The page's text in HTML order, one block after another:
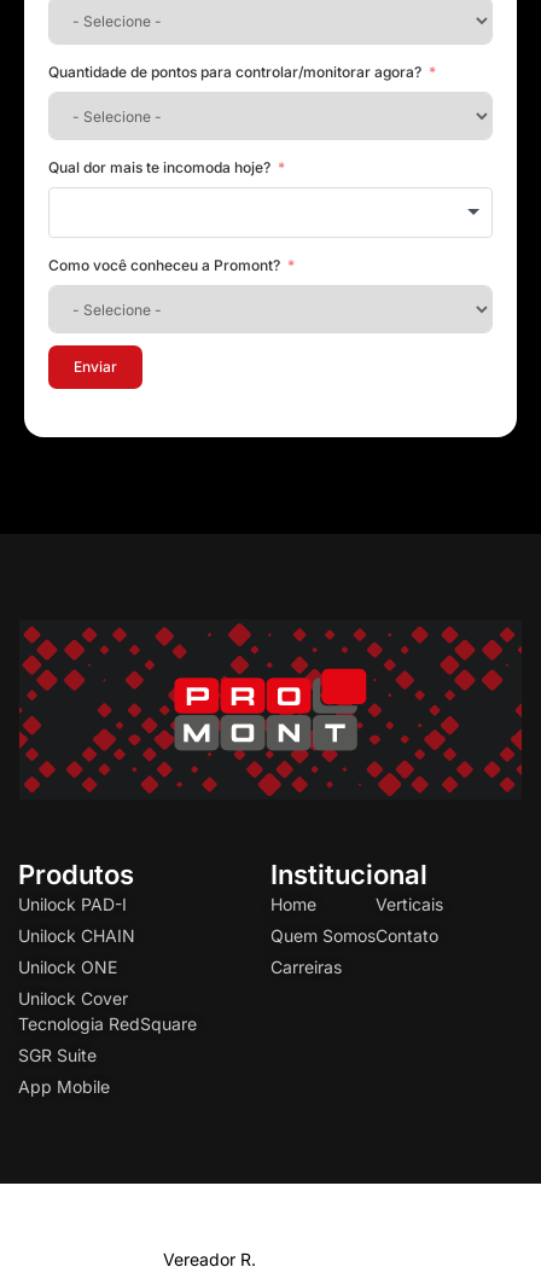
Quantidade de pontos para controlar/monitorar agora?
Qual dor mais te incomoda hoje?
Como você conheceu a Promont?
Enviar
Produtos
Unilock PAD-I
Unilock CHAIN
Unilock ONE
Unilock Cover
Tecnologia RedSquare
SGR Suite
App Mobile
Institucional
Home
Quem Somos
Carreiras
Verticais
Contato
Vereador R.